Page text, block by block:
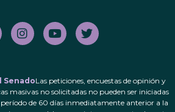
SenadoLas peticiones, encuestas de opinión y
masivas no solicitadas no pueden ser iniciadas
de 60 días inmediatamente anterior a la